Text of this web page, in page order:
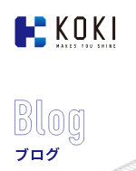
ブログ